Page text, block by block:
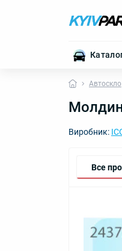
Автоскло
Виробник:
Все